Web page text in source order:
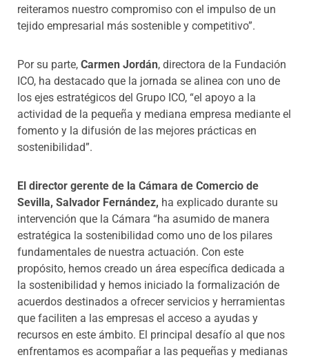
reiteramos nuestro compromiso con el impulso de un
tejido empresarial más sostenible y competitivo”.
Por su parte, Carmen Jordán, directora de la Fundación
ICO, ha destacado que la jornada se alinea con uno de
los ejes estratégicos del Grupo ICO, “el apoyo a la
actividad de la pequeña y mediana empresa mediante el
fomento y la difusión de las mejores prácticas en
sostenibilidad”.
El director gerente de la Cámara de Comercio de
Sevilla, Salvador Fernández, ha explicado durante su
intervención que la Cámara “ha asumido de manera
estratégica la sostenibilidad como uno de los pilares
fundamentales de nuestra actuación. Con este
propósito, hemos creado un área específica dedicada a
la sostenibilidad y hemos iniciado la formalización de
acuerdos destinados a ofrecer servicios y herramientas
que faciliten a las empresas el acceso a ayudas y
recursos en este ámbito. El principal desafío al que nos
enfrentamos es acompañar a las pequeñas y medianas